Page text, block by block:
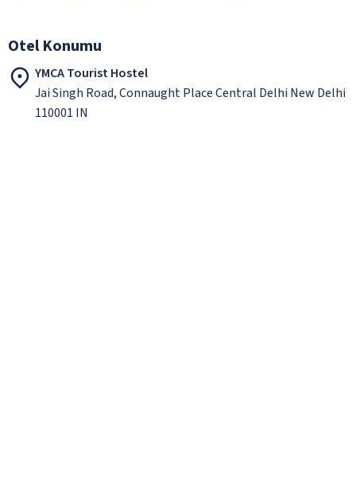
Otel Konumu
YMCA Tourist Hostel
Jai Singh Road, Connaught Place Central Delhi New Delhi
110001 IN